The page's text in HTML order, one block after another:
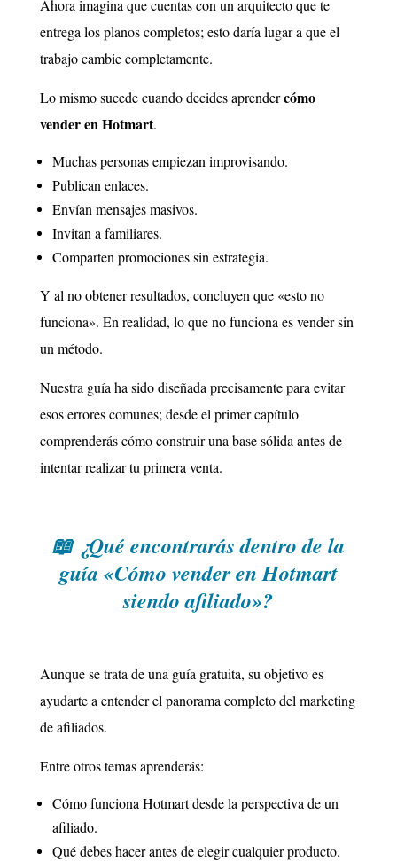
Ahora imagina que cuentas con un arquitecto que te
entrega los planos completos; esto daría lugar a que el
trabajo cambie completamente.
Lo mismo sucede cuando decides aprendercómo
vender en Hotmart.
Muchas personas empiezan improvisando.
Publican enlaces.
Envían mensajes masivos.
Invitan a familiares.
Comparten promociones sin estrategia.
Y al no obtener resultados, concluyen que «esto no
funciona». En realidad, lo que no funciona es vender sin
un método.
Nuestra guía ha sido diseñada precisamente para evitar
esos errores comunes; desde el primer capítulo
comprenderás cómo construir una base sólida antes de
intentar realizar tu primera venta.
📖 ¿Qué encontrarás dentro de la
guía «Cómo vender en Hotmart
siendo afiliado»?
Aunque se trata de una guía gratuita, su objetivo es
ayudarte a entender el panorama completo del marketing
de afiliados.
Entre otros temas aprenderás:
Cómo funciona Hotmart desde la perspectiva de un
afiliado.
Qué debes hacer antes de elegir cualquier producto.